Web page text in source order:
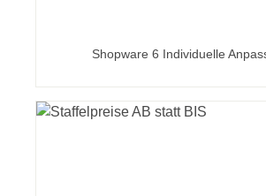
Shopware 6 Individuelle